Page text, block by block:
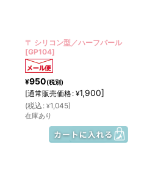
〒 シリコン型／ハーフパール
[GP104]
¥950(税別)
[通常販売価格: ¥1,900]
(税込 : ¥1,045)
在庫あり